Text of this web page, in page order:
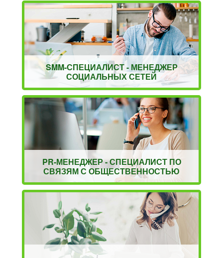
SMM-СПЕЦИАЛИСТ - МЕНЕДЖЕР
СОЦИАЛЬНЫХ СЕТЕЙ
PR-МЕНЕДЖЕР - СПЕЦИАЛИСТ ПО
СВЯЗЯМ С ОБЩЕСТВЕННОСТЬЮ